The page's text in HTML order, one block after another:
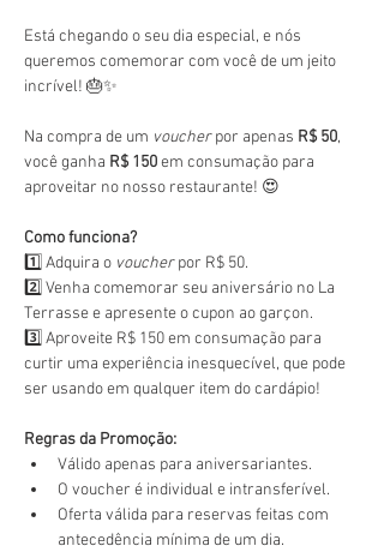
Está chegando o seu dia especial, e nós
queremos comemorar com você de um jeito
incrível! 🎂✨
Na compra de um voucher por apenas R$ 50,
você ganha R$ 150 em consumação para
aproveitar no nosso restaurante! 😍
Como funciona?
1️⃣ Adquira o voucher por R$ 50.
2️⃣ Venha comemorar seu aniversário no La
Terrasse e apresente o cupon ao garçon.
3️⃣ Aproveite R$ 150 em consumação para
curtir uma experiência inesquecível, que pode
ser usando em qualquer item do cardápio!
Regras da Promoção:
Válido apenas para aniversariantes.
O voucher é individual e intransferível.
Oferta válida para reservas feitas com
antecedência mínima de um dia.